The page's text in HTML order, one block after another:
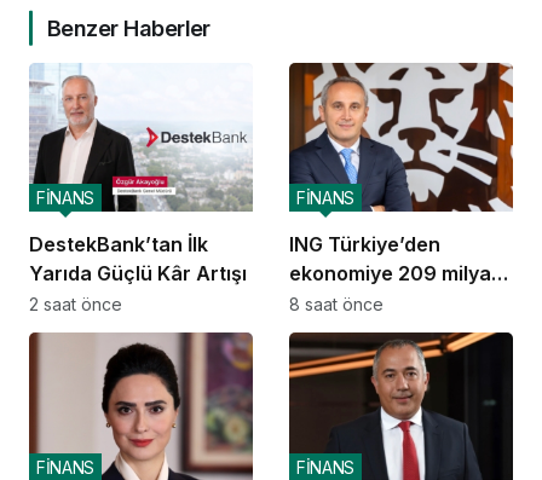
Benzer Haberler
DestekBank’tan İlk
Yarıda Güçlü Kâr Artışı
FİNANS
2 saat önce
ING Türkiye’den
ekonomiye 209 milyar
TL destek
FİNANS
8 saat önce
FİNANS FİNANS